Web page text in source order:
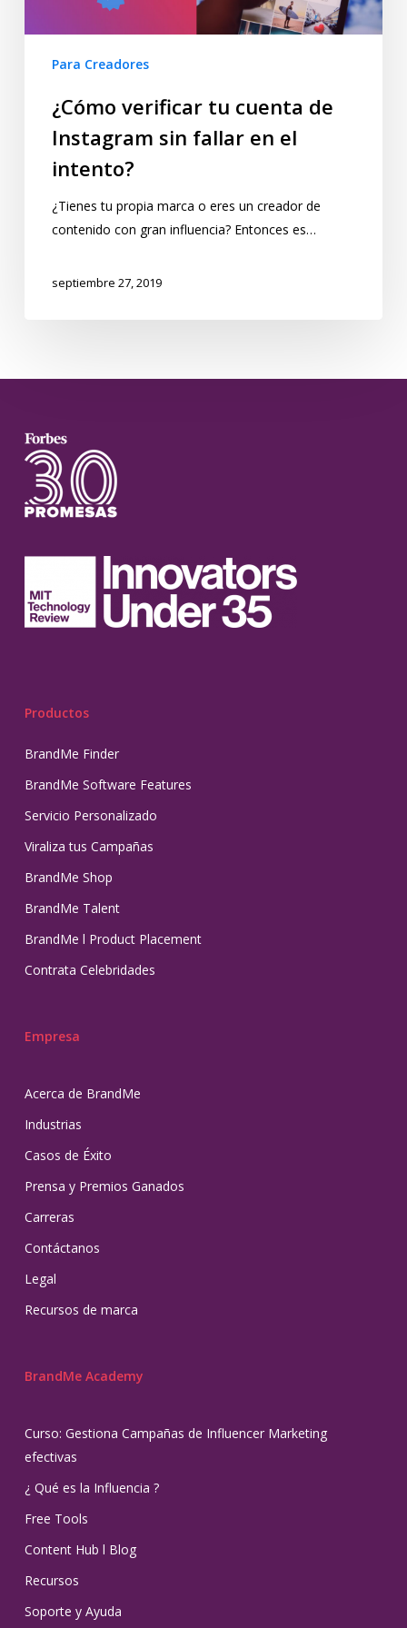
Para Creadores
¿Cómo verificar tu cuenta de
Instagram sin fallar en el
intento?
¿Tienes tu propia marca o eres un creador de
contenido con gran influencia? Entonces es…
septiembre 27, 2019
Productos
BrandMe Finder
BrandMe Software Features
Servicio Personalizado
Viraliza tus Campañas
BrandMe Shop
BrandMe Talent
BrandMe l Product Placement
Contrata Celebridades
Empresa
Acerca de BrandMe
Industrias
Casos de Éxito
Prensa y Premios Ganados
Carreras
Contáctanos
Legal
Recursos de marca
BrandMe Academy
Curso: Gestiona Campañas de Influencer Marketing
efectivas
¿ Qué es la Influencia ?
Free Tools
Content Hub l Blog
Recursos
Soporte y Ayuda